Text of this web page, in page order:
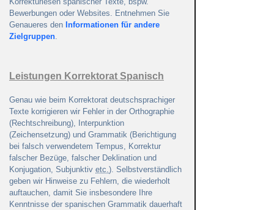
Bewerbungen oder Websites. Entnehmen Sie
Genaueres den Informationen für andere
Zielgruppen.
Leistungen Korrektorat Spanisch
Genau wie beim Korrektorat deutschsprachiger
Texte korrigieren wir Fehler in der Orthographie
(Rechtschreibung), Interpunktion
(Zeichensetzung) und Grammatik (Berichtigung
bei falsch verwendetem Tempus, Korrektur
falscher Bezüge, falscher Deklination und
Konjugation, Subjunktiv etc.). Selbstverständlich
geben wir Hinweise zu Fehlern, die wiederholt
auftauchen, damit Sie insbesondere Ihre
Kenntnisse der spanischen Grammatik dauerhaft